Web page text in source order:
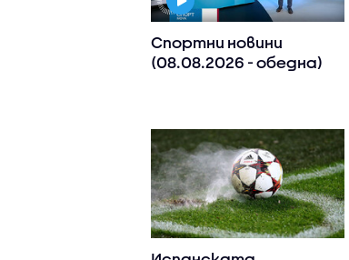
Спортни новини
(08.08.2026 - обедна)